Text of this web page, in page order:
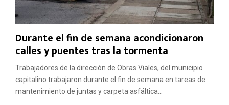
Durante el fin de semana acondicionaron
calles y puentes tras la tormenta
Trabajadores de la dirección de Obras Viales, del municipio
capitalino trabajaron durante el fin de semana en tareas de
mantenimiento de juntas y carpeta asfáltica...